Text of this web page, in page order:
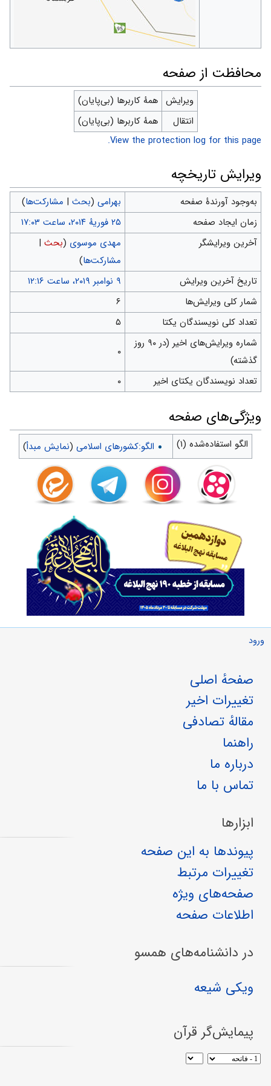
محافظت از صفحه
ویرایش همهٔ کاربرها (بی‌پایان)
انتقال
همهٔ کاربرها (بی‌پایان)
View the protection log for this page.
ویرایش تاریخچه
به‌وجود آورندهٔ صفحه بهرامی (بحث| مشارکت‌ها)
زمان ایجاد صفحه
آخرین ویرایشگر
مهدی موسوی (بحث|
مشارکت‌ها)
تاریخ آخرین ویرایش
شمار کلی ویرایش‌ها
۶
تعداد کلی نویسندگان یکتا
۵
شماره ویرایش‌های اخیر (در ۹۰ روز
گذشته)
۰
تعداد نویسندگان یکتای اخیر ۰
ويژگی‌های صفحه
الگو استفاده‌شده (۱) الگو:کشورهای اسلامی(نمایش مبدأ)
ورود
صفحهٔ اصلی
تغییرات اخیر
مقالهٔ تصادفی
راهنما
درباره ما
تماس با ما
ابزارها
پیوندها به این صفحه
تغییرات مرتبط
صفحه‌های ویژه
اطلاعات صفحه
در دانشنامه‌های همسو
ویکی شیعه
پیمایش‌گر قرآن